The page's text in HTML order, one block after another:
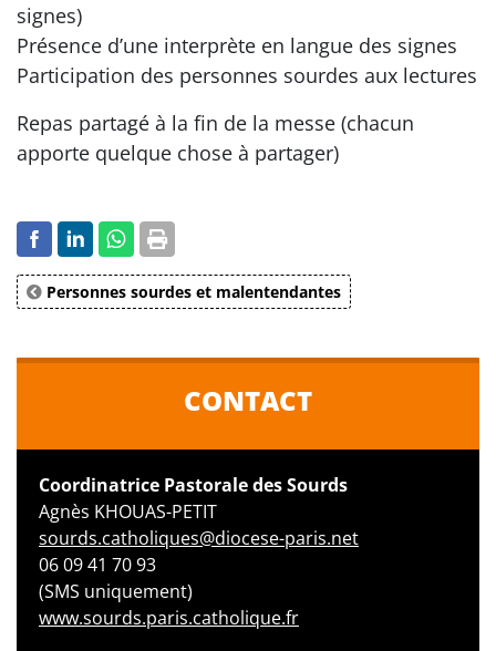
signes)
Présence d’une interprète en langue des signes
Participation des personnes sourdes aux lectures
Repas partagé à la fin de la messe (chacun
apporte quelque chose à partager)
Personnes sourdes et malentendantes
CONTACT
Coordinatrice Pastorale des Sourds
Agnès KHOUAS-PETIT
sourds.catholiques@diocese-paris.net
06 09 41 70 93
(SMS uniquement)
www.sourds.paris.catholique.fr